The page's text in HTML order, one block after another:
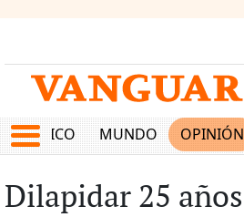
MÉXICO MUNDO OPINIÓN
Dilapidar 25 años